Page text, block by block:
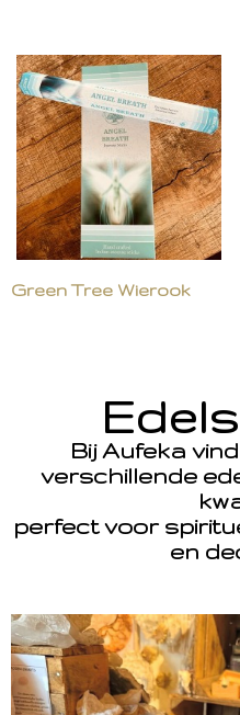
Green Tree Wierook
Bij Aufeka
verschillende
perfect voor
en